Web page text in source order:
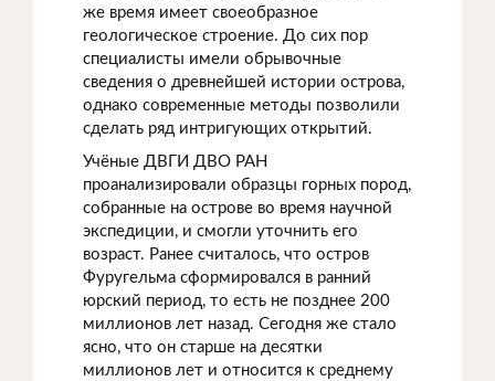
же время имеет своеобразное
геологическое строение. До сих пор
специалисты имели обрывочные
сведения о древнейшей истории острова,
однако современные методы позволили
сделать ряд интригующих открытий.
Учёные ДВГИ ДВО РАН
проанализировали образцы горных пород,
собранные на острове во время научной
экспедиции, и смогли уточнить его
возраст. Ранее считалось, что остров
Фуругельма сформировался в ранний
юрский период, то есть не позднее 200
миллионов лет назад. Сегодня же стало
ясно, что он старше на десятки
миллионов лет и относится к среднему